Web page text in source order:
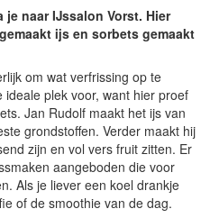
naar IJssalon Vorst. Hier
ijs en sorbets gemaakt
om wat verfrissing op te
ideale plek voor, want hier proef
Jan Rudolf maakt het ijs van
grondstoffen. Verder maakt hij
zijn en vol vers fruit zitten. Er
aangeboden die voor
Als je liever een koel drankje
of de smoothie van de dag.